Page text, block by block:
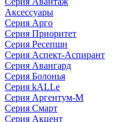
Аксессуары
Серия Арго
Серия Приоритет
Серия Ресепшн
Серия Аспект-Аспирант
Серия Авангард
Серия Болонья
Серия kALLe
Серия Аргентум-М
Серия Смарт
Серия Акцент